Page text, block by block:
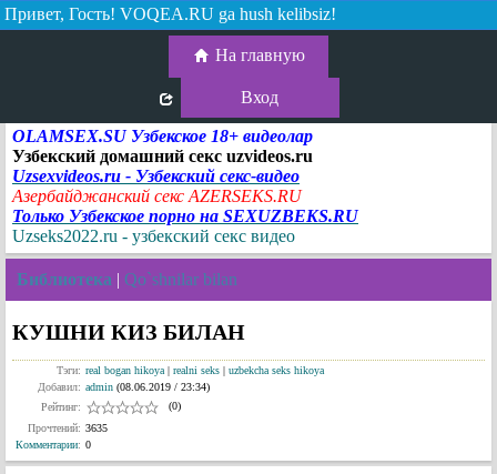
Привет, Гость! VOQEA.RU ga hush kelibsiz!
На главную
Вход
OLAMSEX.SU Узбекское 18+ видеолар
Узбекский домашний секс uzvideos.ru
Uzsexvideos.ru - Узбекский секс-видео
Азербайджанский секс AZERSEKS.RU
Только Узбекское порно на SEXUZBEKS.RU
Uzseks2022.ru - узбекский секс видео
Библиотека | Qo`shnilar bilan
КУШНИ КИЗ БИЛАН
Тэги: real bogan hikoya | realni seks | uzbekcha seks hikoya
Добавил: admin (08.06.2019 / 23:34)
Рейтинг:
(0)
Прочтений: 3635
Комментарии: 0